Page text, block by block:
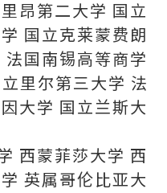
昂第二大学 国立
国立克莱蒙费朗
国南锡高等商学
里尔第三大学 法
大学 国立兰斯大
西蒙菲莎大学 西
英属哥伦比亚大